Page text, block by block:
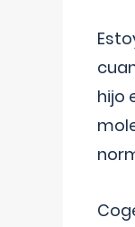
hijo